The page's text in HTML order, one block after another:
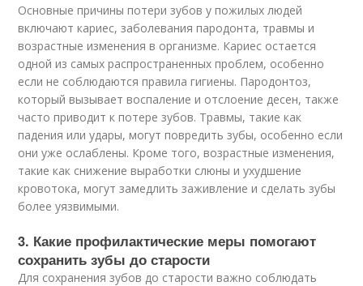
Основные причины потери зубов у пожилых людей
включают кариес, заболевания пародонта, травмы и
возрастные изменения в организме. Кариес остается
одной из самых распространенных проблем, особенно
если не соблюдаются правила гигиены. Пародонтоз,
который вызывает воспаление и отслоение десен, также
часто приводит к потере зубов. Травмы, такие как
падения или удары, могут повредить зубы, особенно если
они уже ослаблены. Кроме того, возрастные изменения,
такие как снижение выработки слюны и ухудшение
кровотока, могут замедлить заживление и сделать зубы
более уязвимыми.
3. Какие профилактические меры помогают
сохранить зубы до старости
Для сохранения зубов до старости важно соблюдать